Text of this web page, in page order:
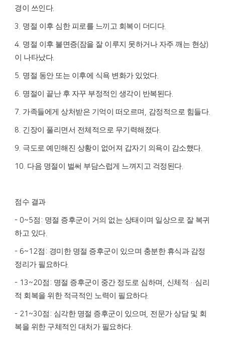
경이 쓰인다.
3. 명절 이후 심한 피로를 느끼고 회복이 더디다.
4. 명절 이후 불면증(잠을 잘 이루지 못하거나 자주 깨는 현상)
이 나타났다.
5. 명절 동안 또는 이후에 식욕 변화가 있었다.
6. 명절이 끝난 후 자꾸 부정적인 생각이 반복된다.
7. 가족들에게 상처받은 기억이 떠오르며 감정적으로 힘들다.
8. 긴장이 풀리면서 전체적으로 무기력해졌다.
9. 극도로 예민해진 상황이 없어져 갑자기 의욕이 감소했다.
10. 다음 명절이 벌써 부담스럽게 느껴지고 걱정된다.
점수 결과
- 0~5점 : 명절 증후군이 거의 없는 상태이며 일상으로 잘 복귀
하고 있다.
- 6~12점 : 경미한 명절 증후군이 있으며 충분한 휴식과 감정
정리가 필요하다.
- 13~20점 : 명절 증후군이 중간 정도로 심하며 신체적 · 심리
적 회복을 위한 적극적인 노력이 필요하다.
- 21~30점 : 심각한 명절 증후군이 있으며
전문가 상담 및 회
복을 위한 구체적인 대처가 필요하다.